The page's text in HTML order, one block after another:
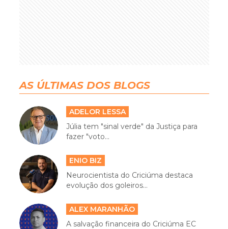
AS ÚLTIMAS DOS BLOGS
ADELOR LESSA
Júlia tem "sinal verde" da Justiça para
fazer "voto...
ENIO BIZ
Neurocientista do Criciúma destaca
evolução dos goleiros...
ALEX MARANHÃO
A salvação financeira do Criciúma EC